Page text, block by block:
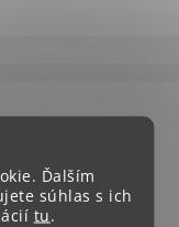
Ďalším
súhlas s ich
tu.